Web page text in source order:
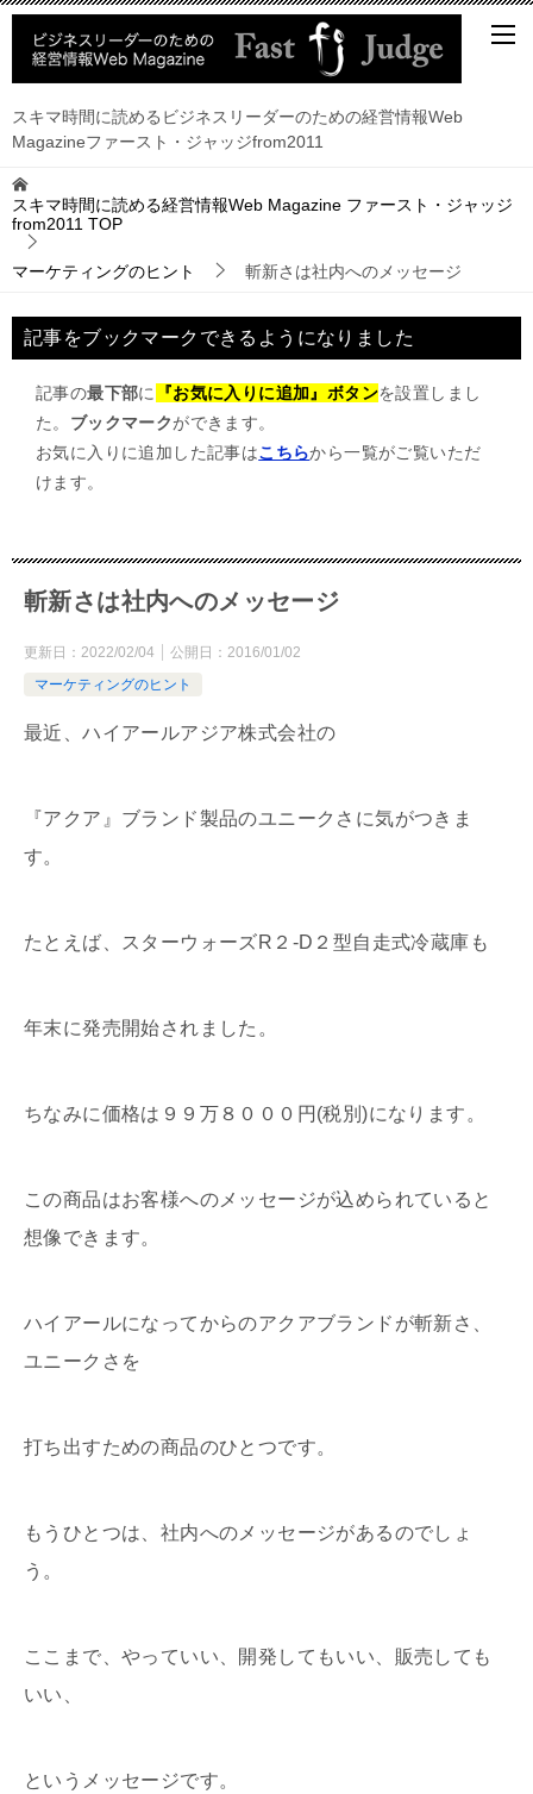
スキマ時間に読めるビジネスリーダーのための経営情報Web
Magazineファースト・ジャッジfrom2011
スキマ時間に読める経営情報Web Magazine ファースト・ジャッジ
from2011 TOP
マーケティングのヒント 斬新さは社内へのメッセージ
記事をブックマークできるようになりました
記事の最下部に 『お気に入りに追加』ボタンを設置しまし
た。 ブックマークができます。
お気に入りに追加した記事はこちらから一覧がご覧いただ
けます。
斬新さは社内へのメッセージ
更新日： 2022/02/04 公開日： 2016/01/02
マーケティングのヒント
最近、ハイアールアジア株式会社の
『アクア』ブランド製品のユニークさに気がつきま
す。
たとえば、スターウォーズR２-D２型自走式冷蔵庫も
年末に発売開始されました。
ちなみに価格は９９万８０００円(税別)になります。
この商品はお客様へのメッセージが込められていると
想像できます。
ハイアールになってからのアクアブランドが斬新さ、
ユニークさを
打ち出すための商品のひとつです。
もうひとつは、社内へのメッセージがあるのでしょ
う。
ここまで、やっていい、開発してもいい、販売しても
いい、
というメッセージです。